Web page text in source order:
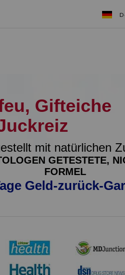
Gifteiche
mit natürlichen
GETESTETE,
FORMEL
Geld-zurück-